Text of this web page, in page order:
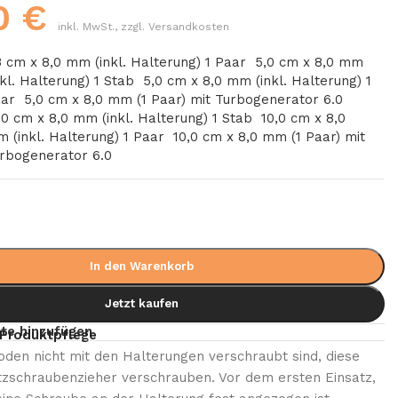
€ inkl. MwSt., zzgl. Versandkosten
cm x 8,0 mm (inkl. Halterung) 1 Paar
5,0 cm x 8,0 mm
Halterung) 1 Stab
5,0 cm x 8,0 mm (inkl. Halterung) 1
5,0 cm x 8,0 mm (1 Paar) mit Turbogenerator 6.0
cm x 8,0 mm (inkl. Halterung) 1 Stab
10,0 cm x 8,0
(inkl. Halterung) 1 Paar
10,0 cm x 8,0 mm (1 Paar) mit
6.0
In den Warenkorb
Jetzt kaufen
hinzufügen
nicht mit den Halterungen verschraubt sind, diese
verschrauben. Vor dem ersten Einsatz,